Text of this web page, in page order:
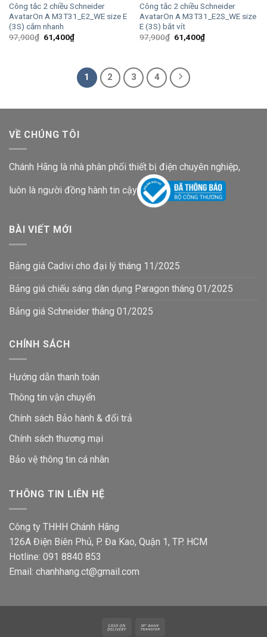
Công tắc 2 chiều Schneider
AvatarOn A M3T31_E2_WE size E
(3S) cắm nhanh
97,900₫ Giá
gốc
61,400₫Giá
hiện
61,400₫.
Công tắc 2 chiều Schneider
AvatarOn A M3T31_E2S_WE size
E (3S) bắt vít
97,900₫ Giá
gốc
61,400₫Giá
hiện
1 2 3 4
VỀ CHÚNG TÔI
Chánh Hãng là nhà phân phối thiết bị điện chuyên nghiệp,
luôn là người đồng hành tin cậy
BÀI VIẾT MỚI
Bảng giá Cadivi cho đại lý tháng 11/2025
Bảng giá chiếu sáng dân dụng Paragon tháng 01/2025
Bảng giá Schneider tháng 01/2025
CHÍNH SÁCH
Hướng dẫn thanh toán
Thông tin vận chuyển
Chính sách Bảo hành & đổi trả
Chính sách thương mại
Bảo vệ thông tin cá nhân
THÔNG TIN LIÊN HỆ
Công ty THHH Chánh Hãng
126A Điện Biên Phủ, P. Đa Kao, Quận 1, TP. HCM
Hotline: 091 8840 853
Email: chanhhang.ct@gmail.com
Cash